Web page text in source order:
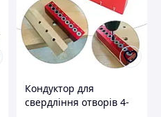
Кондуктор для
свердління отворів 4-